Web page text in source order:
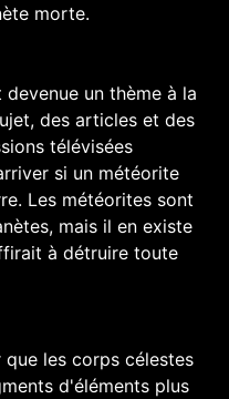
morte.
un thème à la
des articles et des
télévisées
si un météorite
Les météorites sont
mais il en existe
à détruire toute
les corps célestes
d'éléments plus